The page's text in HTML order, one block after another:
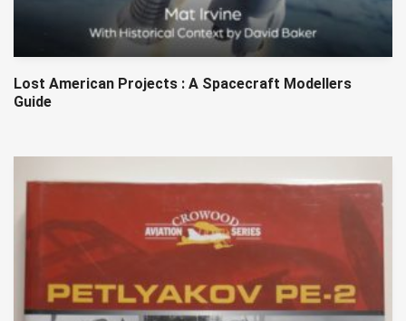
Lost American Projects : A Spacecraft Modellers
Guide